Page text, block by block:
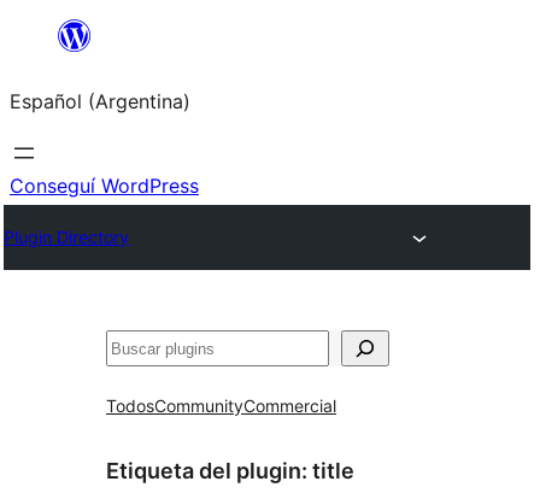
Saltar
contenido
Español (Argentina)
Conseguí WordPress
Plugin Directory
Buscar
TodosCommunityCommercial
Etiqueta del plugin: title